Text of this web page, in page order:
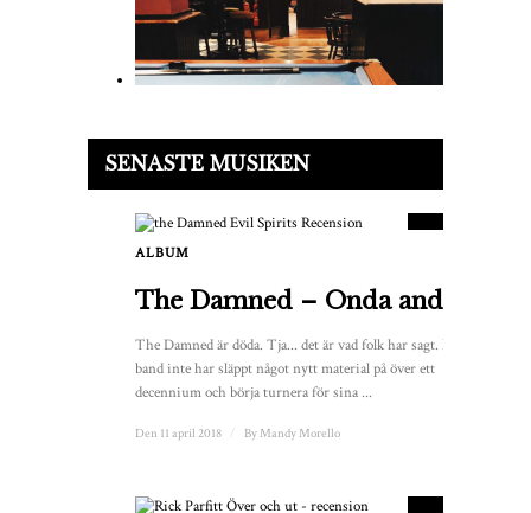
SENASTE MUSIKEN
ALBUM
The Damned – Onda andar
The Damned är döda. Tja... det är vad folk har sagt. När ett
band inte har släppt något nytt material på över ett
decennium och börja turnera för sina ...
Den 11 april 2018 By Mandy Morello
POÄNG